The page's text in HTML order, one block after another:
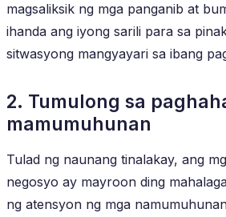
magsaliksik ng mga panganib at
ihanda ang iyong sarili para sa
sitwasyong mangyayari sa ibang
2. Tumulong sa
mamumuhunan
Tulad ng naunang tinalakay, ang
negosyo ay mayroon ding
ng atensyon ng mga